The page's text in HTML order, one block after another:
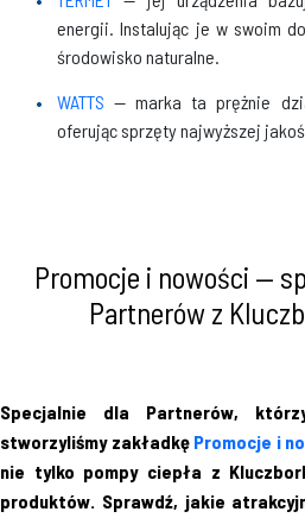
energii. Instalując je w swoim
środowisko naturalne.
WATTS — marka ta prężnie
oferując sprzęty najwyższej
Promocje i nowości —
Partnerów z
Specjalnie dla Partnerów,
stworzyliśmy zakładkę Promocje i
nie tylko pompy ciepła z
produktów. Sprawdź, jakie